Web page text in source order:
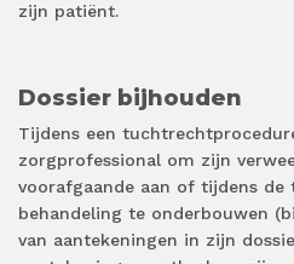
zijn patiënt.
Dossier bijhouden
Tijdens een
zorgprofessional om zijn
voorafgaande aan of tijdens
behandeling te onderbouwen
van aantekeningen in zijn